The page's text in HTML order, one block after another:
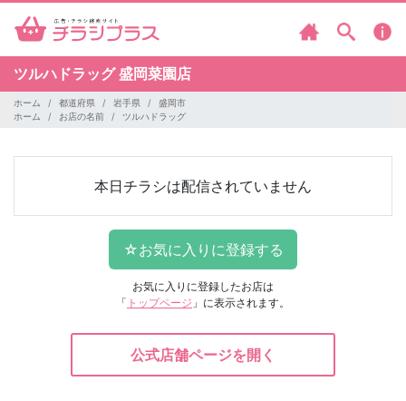
ツルハドラッグ盛岡菜園店
ホーム 都道府県 岩手県
盛岡市
ホーム
お店の名前 ツルハドラッグ
本日チラシは配信されていません
お気に入りに登録したお店は
「 トップページ 」に表示されます。
公式店舗ページを開く